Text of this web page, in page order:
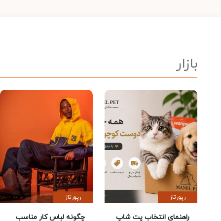
بازار
رپورتاژ
راهنمای انتخاب پت شاپ
رپورتاژ
چگونه لباس کار مناسب